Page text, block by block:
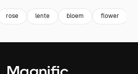
rose lente bloem flower